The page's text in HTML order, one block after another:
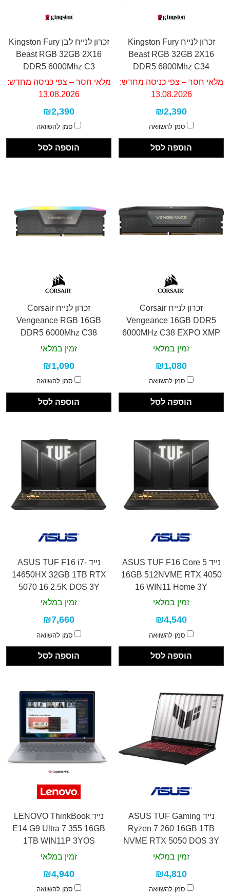
זכרון לנייח Kingston Fury
Beast RGB 32GB 2X16
DDR5 6800Mhz C34
מלאי חסר – צפי כניסה מחדש:
13.08.2026
₪2,390
סמן להשוואה
הוספה לסל
זכרון לנייח לבן Kingston Fury
Beast RGB 32GB 2X16
DDR5 6000Mhz C3
מלאי חסר – צפי כניסה מחדש:
13.08.2026
₪2,390
סמן להשוואה
הוספה לסל
זכרון לנייח Corsair
Vengeance 16GB DDR5
6000MHz C38 EXPO XMP
זמין במלאי
₪1,080
סמן להשוואה
הוספה לסל
זכרון לנייח Corsair
Vengeance RGB 16GB
DDR5 6000Mhz C38
זמין במלאי
₪1,090
סמן להשוואה
הוספה לסל
נייד ASUS TUF F16 Core 5
16GB 512NVME RTX 4050
16 WIN11 Home 3Y
זמין במלאי
₪4,540
סמן להשוואה
הוספה לסל
נייד ASUS TUF F16 i7-
14650HX 32GB 1TB RTX
5070 16 2.5K DOS 3Y
זמין במלאי
₪7,660
סמן להשוואה
הוספה לסל
נייד ASUS TUF Gaming
Ryzen 7 260 16GB 1TB
NVME RTX 5050 DOS 3Y
זמין במלאי
₪4,810
סמן להשוואה
נייד LENOVO ThinkBook
E14 G9 Ultra 7 355 16GB
1TB WIN11P 3YOS
זמין במלאי
₪4,940
סמן להשוואה